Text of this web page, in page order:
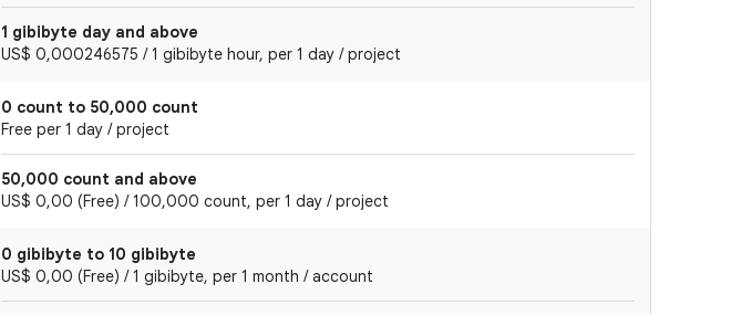
1 gibibyte day and above
US$ 0,000246575 / 1 gibibyte hour, per 1 day / project
0 count to 50,000 count
Free per 1 day / project
50,000 count and above
US$ 0,00 (Free) / 100,000 count, per 1 day / project
0 gibibyte to 10 gibibyte
US$ 0,00 (Free) / 1 gibibyte, per 1 month / account